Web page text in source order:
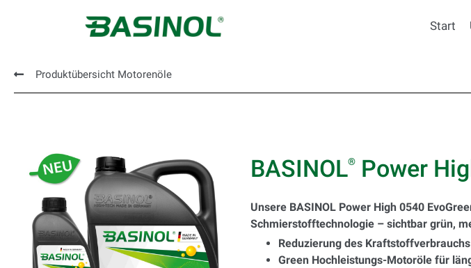
Start
Produktübersicht Motorenöle
BASINOL® Power
Unsere BASINOL Power High 0540
Schmierstofftechnologie – sichtbar grün,
Reduzierung des Kraftstoffverbrauchs
Green Hochleistungs-Motoröle für